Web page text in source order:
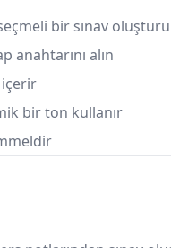
bir sınav
anahtarını alın
içerir
bir ton kullanır